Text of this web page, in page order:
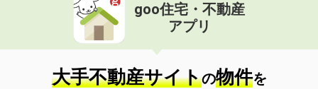
goo住宅・不動産
アプリ
大手不動産サイトの物件を